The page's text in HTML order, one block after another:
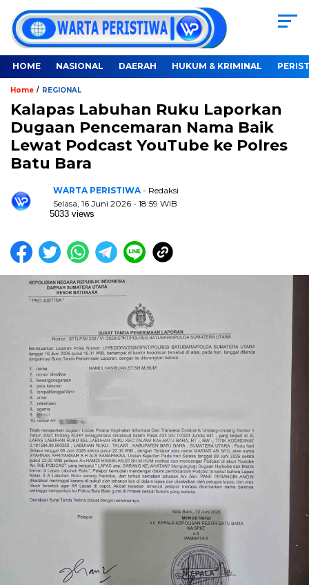
HOME NASIONAL DAERAH HUKUM & KRIMINAL
Home / REGIONAL
Kalapas Labuhan Ruku Laporkan
Dugaan Pencemaran Nama Baik
Lewat Podcast YouTube ke Polres
Batu Bara
WARTA PERISTIWA - Redaksi
Selasa, 16 Juni 2026 - 18:59 WIB
5033 views